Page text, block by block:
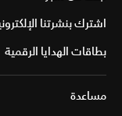
اشترك بنشرتنا
بطاقات الهدايا الرقمية
مساعدة